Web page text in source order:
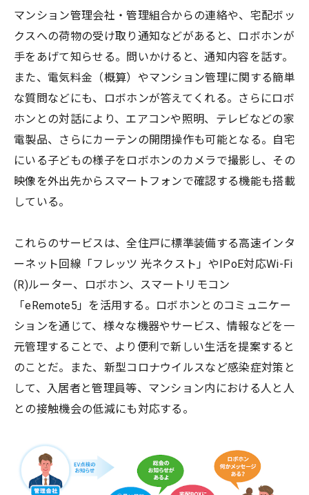
マンション管理会社・管理組合からの連絡や、宅配ボッ
クスへの荷物の受け取り通知などがあると、ロボホンが
手をあげて知らせる。問いかけると、通知内容を話す。
また、電気料金（概算）やマンション管理に関する簡単
な質問などにも、ロボホンが答えてくれる。さらにロボ
ホンとの対話により、エアコンや照明、テレビなどの家
電製品、さらにカーテンの開閉操作も可能となる。自宅
にいる子どもの様子をロボホンのカメラで撮影し、その
映像を外出先からスマートフォンで確認する機能も搭載
している。
これらのサービスは、全住戸に標準装備する高速インタ
ーネット回線「フレッツ 光ネクスト」やIPoE対応Wi-Fi
(R)ルーター、ロボホン、スマートリモコン
「eRemote5」を活用する。ロボホンとのコミュニケー
ションを通じて、様々な機器やサービス、情報などを一
元管理することで、より便利で新しい生活を提案すると
のことだ。また、新型コロナウイルスなど感染症対策と
して、入居者と管理員等、マンション内における人と人
との接触機会の低減にも対応する。